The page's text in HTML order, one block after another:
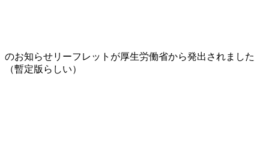
のお知らせリーフレットが厚生労働省から発出されました
（暫定版らしい）